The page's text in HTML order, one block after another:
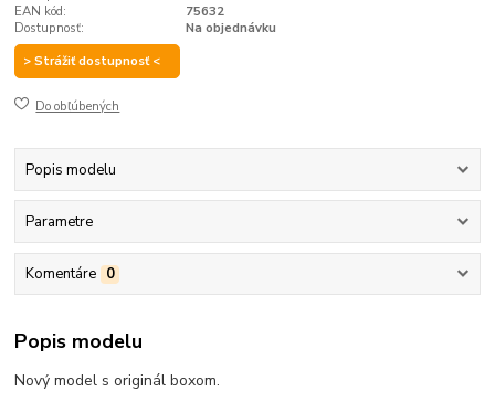
EAN kód:
75632
Dostupnosť:
Na objednávku
> Strážiť dostupnosť <
Do obľúbených
Popis modelu
Parametre
Komentáre 0
Popis modelu
Nový model s originál boxom.